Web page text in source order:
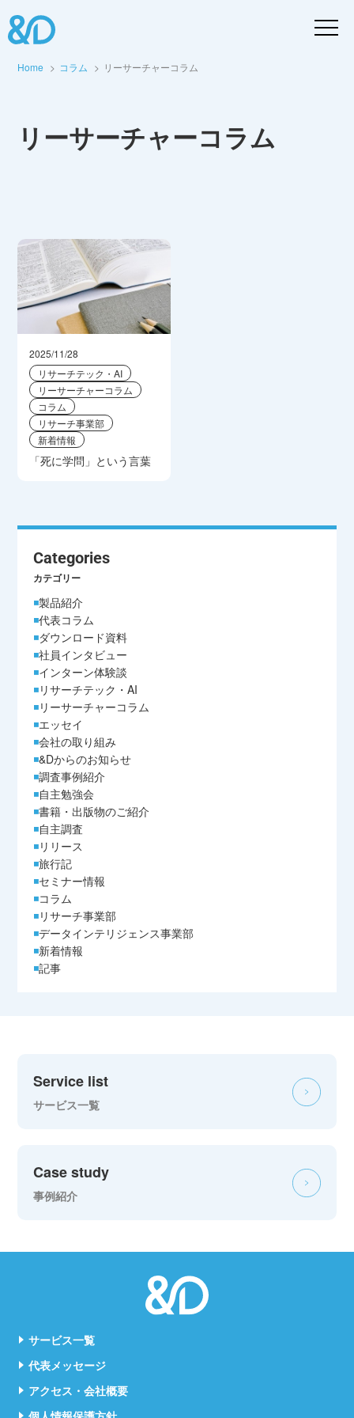
Home コラム リーサーチャーコラム
リーサーチャーコラム
2025/11/28
リサーチテック・AI
リーサーチャーコラム
コラム
リサーチ事業部
新着情報
「死に学問」という言葉
Categories
カテゴリー
製品紹介
代表コラム
ダウンロード資料
社員インタビュー
インターン体験談
リサーチテック・AI
リーサーチャーコラム
エッセイ
会社の取り組み
&Dからのお知らせ
調査事例紹介
自主勉強会
書籍・出版物のご紹介
自主調査
リリース
旅行記
セミナー情報
コラム
リサーチ事業部
データインテリジェンス事業部
新着情報
記事
Service list
サービス一覧
Case study
事例紹介
サービス一覧
代表メッセージ
アクセス・会社概要